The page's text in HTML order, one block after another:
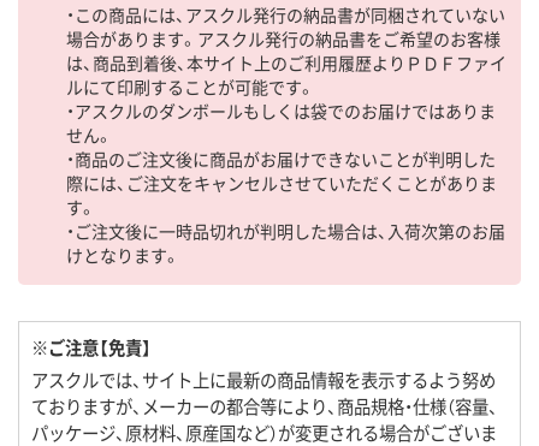
・この商品には、アスクル発行の納品書が同梱されていない
場合があります。アスクル発行の納品書をご希望のお客様
は、商品到着後、本サイト上のご利用履歴よりＰＤＦファイ
ルにて印刷することが可能です。
・アスクルのダンボールもしくは袋でのお届けではありま
せん。
・商品のご注文後に商品がお届けできないことが判明した
際には、ご注文をキャンセルさせていただくことがありま
す。
・ご注文後に一時品切れが判明した場合は、入荷次第のお届
けとなります。
※ご注意【免責】
アスクルでは、サイト上に最新の商品情報を表示するよう努め
ておりますが、メーカーの都合等により、商品規格・仕様（容量、
パッケージ、原材料、原産国など）が変更される場合がございま